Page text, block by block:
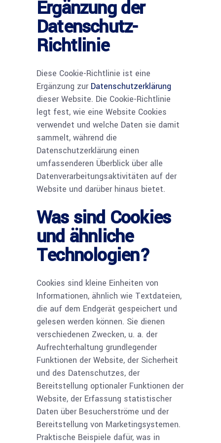
Ergänzung der
Datenschutz-
Richtlinie
Diese Cookie-Richtlinie ist eine
Ergänzung zur Datenschutzerklärung
dieser Website. Die Cookie-Richtlinie
legt fest, wie eine Website Cookies
verwendet und welche Daten sie damit
sammelt, während die
Datenschutzerklärung einen
umfassenderen Überblick über alle
Datenverarbeitungsaktivitäten auf der
Website und darüber hinaus bietet.
Was sind Cookies
und ähnliche
Technologien?
Cookies sind kleine Einheiten von
Informationen, ähnlich wie Textdateien,
die auf dem Endgerät gespeichert und
gelesen werden können. Sie dienen
verschiedenen Zwecken, u. a. der
Aufrechterhaltung grundlegender
Funktionen der Website, der Sicherheit
und des Datenschutzes, der
Bereitstellung optionaler Funktionen der
Website, der Erfassung statistischer
Daten über Besucherströme und der
Bereitstellung von Marketingsystemen.
Praktische Beispiele dafür, was in